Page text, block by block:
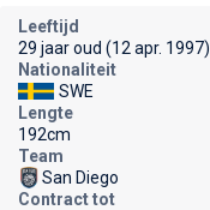
Leeftijd
29 jaar oud (12 apr. 1997)
Nationaliteit
SWE
Lengte
192cm
Team
San Diego
Contract tot